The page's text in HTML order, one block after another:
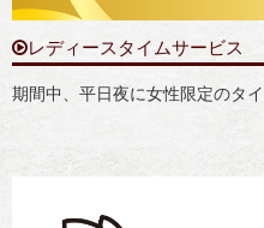
レディースタイムサービス
期間中、平日夜に女性限定のタ